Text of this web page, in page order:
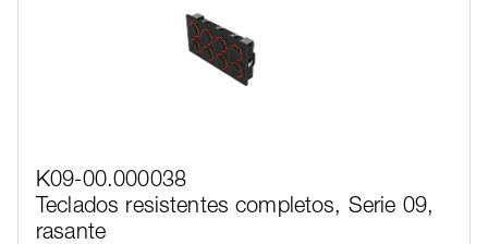
K09-00.000038
Teclados resistentes completos, Serie 09,
rasante